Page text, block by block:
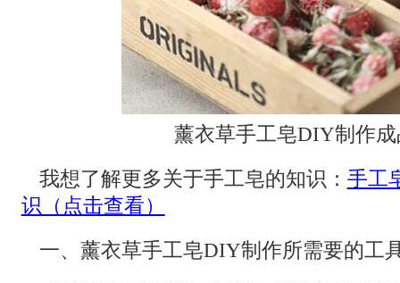
薰衣草手工皂DIY制作
我想了解更多关于手工皂的知识： 手工
识（点击查看）
一、薰衣草手工皂DIY制作所需要的工